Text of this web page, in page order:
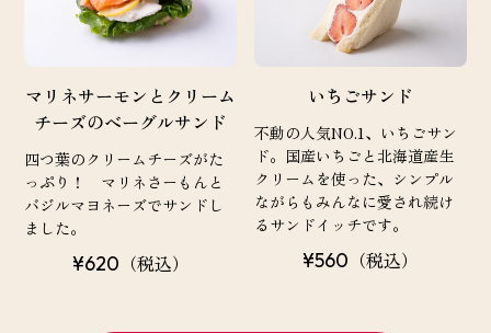
マリネサーモンとクリーム
チーズのベーグルサンド
四つ葉のクリームチーズがた
っぷり！ マリネさーもんと
バジルマヨネーズでサンドし
ました。
¥620 （税込）
いちごサンド
不動の人気NO.1、いちごサン
ド。国産いちごと北海道産生
クリームを使った、シンプル
ながらもみんなに愛され続け
るサンドイッチです。
¥560 （税込）